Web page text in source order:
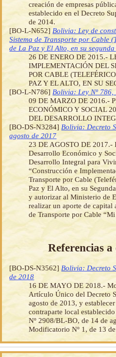
creación de empresas
establecido en el Decreto
de 2014.
[BO-L-N652] Bolivia: Ley de
Sistema de Transporte por Cable
de La Paz y El Alto, en su
26 DE ENERO DE 2015.-
IMPLEMENTACIÓN DEL
POR CABLE
PAZ Y EL ALTO, EN SU
[BO-L-N786] Bolivia: Ley Nº
09 DE MARZO DE 2016.-
ECONÓMICO Y SOCIAL
DEL DESARROLLO
[BO-DS-N3284] Bolivia: Decreto
agosto de 2017
23 DE AGOSTO DE 2017.-
Desarrollo Económico y
Desarrollo Integral para
“Construcción e
Transporte por Cable
Paz y El Alto, en su
y autorizar al Ministerio de
realizar un aporte de capital
de Transporte por Cable
Referencias
[BO-DS-N3562] Bolivia: Decreto
de 2018
16 DE MAYO DE 2018.-
Artículo Único del Decreto
agosto de 2013, y
contraparte local
Nº 2908/BL-BO, de 14 de
Modificatorio Nº 1, de 13